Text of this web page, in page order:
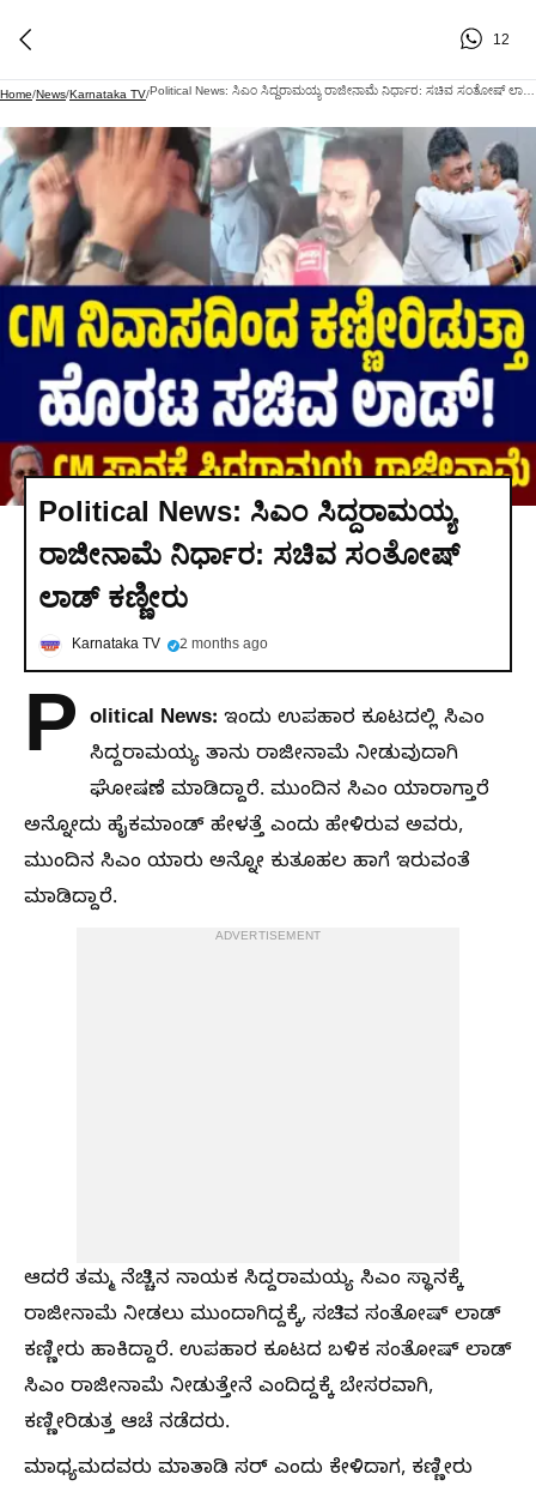
12
Home/News/Karnataka TV/
Political News: ಸಿಎಂ ಸಿದ್ದರಾಮಯ್ಯ
ರಾಜೀನಾಮೆ ನಿರ್ಧಾರ: ಸಚಿವ ಸಂತೋಷ್
ಲಾಡ್ ಕಣ್ಣೀರು
Karnataka TV 2 months ago
P olitical News: ಇಂದು ಉಪಹಾರ ಕೂಟದಲ್ಲಿ ಸಿಎಂ
ಸಿದ್ದರಾಮಯ್ಯ ತಾನು ರಾಜೀನಾಮೆ ನೀಡುವುದಾಗಿ
ಘೋಷಣೆ ಮಾಡಿದ್ದಾರೆ. ಮುಂದಿನ ಸಿಎಂ ಯಾರಾಗ್ತಾರೆ
ಅನ್ನೋದು ಹೈಕಮಾಂಡ್ ಹೇಳತ್ತೆ ಎಂದು ಹೇಳಿರುವ ಅವರು,
ಮುಂದಿನ ಸಿಎಂ ಯಾರು ಅನ್ನೋ ಕುತೂಹಲ ಹಾಗೆ ಇರುವಂತೆ
ಮಾಡಿದ್ದಾರೆ.
ADVERTISEMENT
ಆದರೆ ತಮ್ಮ ನೆಚ್ಚಿನ ನಾಯಕ ಸಿದ್ದರಾಮಯ್ಯ ಸಿಎಂ ಸ್ಥಾನಕ್ಕೆ
ರಾಜೀನಾಮೆ ನೀಡಲು ಮುಂದಾಗಿದ್ದಕ್ಕೆ, ಸಚಿವ ಸಂತೋಷ್ ಲಾಡ್
ಕಣ್ಣೀರು ಹಾಕಿದ್ದಾರೆ. ಉಪಹಾರ ಕೂಟದ ಬಳಿಕ ಸಂತೋಷ್ ಲಾಡ್
ಸಿಎಂ ರಾಜೀನಾಮೆ ನೀಡುತ್ತೇನೆ ಎಂದಿದ್ದಕ್ಕೆ ಬೇಸರವಾಗಿ,
ಕಣ್ಣೀರಿಡುತ್ತ ಆಚೆ ನಡೆದರು.
ಮಾಧ್ಯಮದವರು ಮಾತಾಡಿ ಸರ್ ಎಂದು ಕೇಳಿದಾಗ, ಕಣ್ಣೀರು